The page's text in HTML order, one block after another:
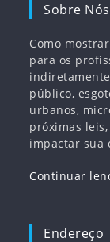
Sobre Nós
Como
para os
público,
urbanos,
próximas
impactar sua
Continuar
Endereço